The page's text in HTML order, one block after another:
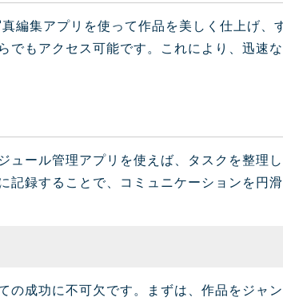
編集アプリを使って作品を美しく仕上げ、
もアクセス可能です。これにより、迅速
ール管理アプリを使えば、タスクを整理
録することで、コミュニケーションを円
成功に不可欠です。まずは、作品をジャ